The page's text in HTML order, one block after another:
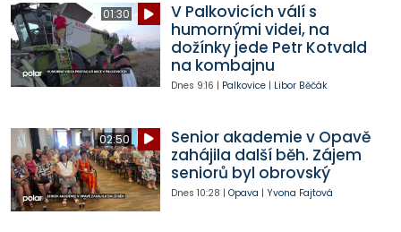
01:30
V Palkovicích válí s
humornými videi, na
dožínky jede Petr Kotvald
na kombajnu
Dnes 9:16 | Palkovice| Libor Běčák
02:50
Senior akademie v Opavě
zahájila další běh. Zájem
seniorů byl obrovský
Dnes 10:28 | Opava | Yvona Fajtová